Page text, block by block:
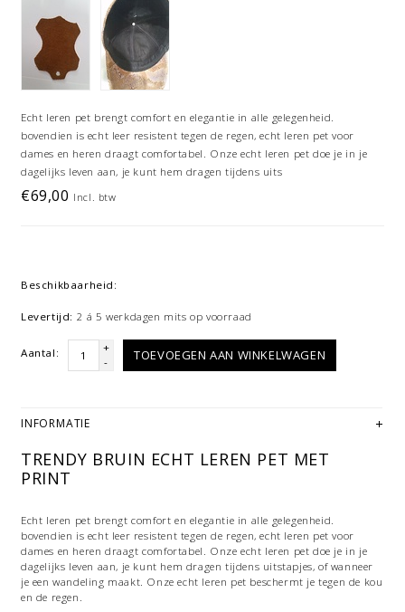
Echt leren pet brengt comfort en elegantie in alle gelegenheid.
bovendien is echt leer resistent tegen de regen, echt leren pet voor
dames en heren draagt comfortabel. Onze echt leren pet doe je in je
dagelijks leven aan, je kunt hem dragen tijdens uits
€69,00 Incl. btw
Beschikbaarheid:
Levertijd: 2 á 5 werkdagen mits op voorraad
Aantal:
+
-
TOEVOEGEN AAN WINKELWAGEN
INFORMATIE
TRENDY BRUIN ECHT LEREN PET MET
PRINT
Echt leren pet brengt comfort en elegantie in alle gelegenheid.
bovendien is echt leer resistent tegen de regen, echt leren pet voor
dames en heren draagt comfortabel. Onze echt leren pet doe je in je
dagelijks leven aan, je kunt hem dragen tijdens uitstapjes, of wanneer
je een wandeling maakt. Onze echt leren pet beschermt je tegen de kou
en de regen.